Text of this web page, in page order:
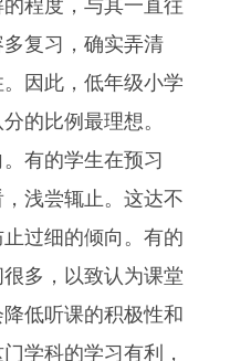
程度，与其一直往
复习，确实弄清
因此，低年级小学
的比例最理想。
有的学生在预习
浅尝辄止。这达不
过细的倾向。有的
多，以致认为课堂
低听课的积极性和
学科的学习有利，